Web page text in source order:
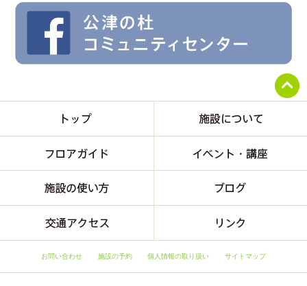
お問い合わせ 施設の予約 個人情報の取り扱い サイトマップ